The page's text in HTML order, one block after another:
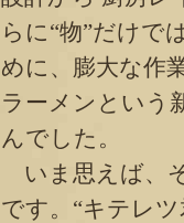
らに“物”だけで
めに、膨大な作
ラーメンという
んでした。
いま思えば、
です。“キテレ